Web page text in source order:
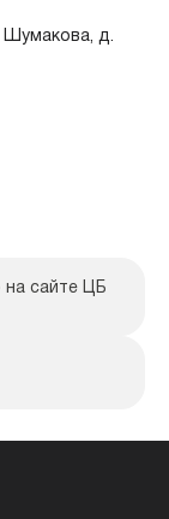
Шумакова, д.
сайте ЦБ